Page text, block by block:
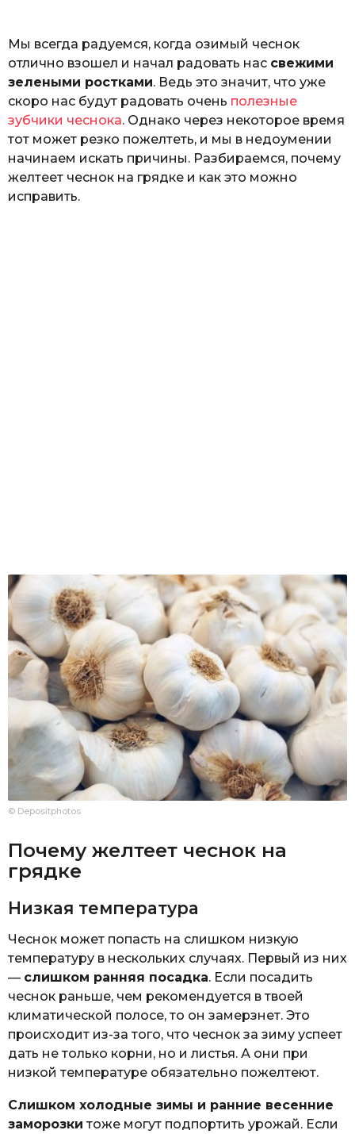
Мы всегда радуемся, когда озимый чеснок
отлично взошел и начал радовать нас свежими
зелеными ростками. Ведь это значит, что уже
скоро нас будут радовать очень полезные
зубчики чеснока. Однако через некоторое время
тот может резко пожелтеть, и мы в недоумении
начинаем искать причины. Разбираемся, почему
желтеет чеснок на грядке и как это можно
исправить.
© Depositphotos
Почему желтеет чеснок на
грядке
Низкая температура
Чеснок может попасть на слишком низкую
температуру в нескольких случаях. Первый из них
— слишком ранняя посадка. Если посадить
чеснок раньше, чем рекомендуется в твоей
климатической полосе, то он замерзнет. Это
происходит из-за того, что чеснок за зиму успеет
дать не только корни, но и листья. А они при
низкой температуре обязательно пожелтеют.
Слишком холодные зимы и ранние весенние
заморозки тоже могут подпортить урожай. Если